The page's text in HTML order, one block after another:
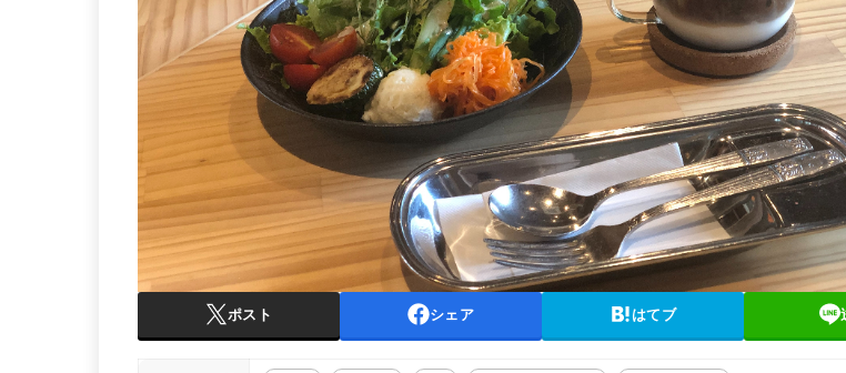
ポスト シェア はてブ